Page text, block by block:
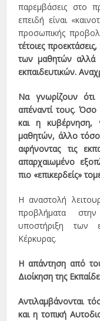
παρεμβάσεις στο
επειδή είναι
προσωπικής
τέτοιες
των μαθητών αλλά
εκπαιδευτικών.
Να γνωρίζουν ότι
απέναντί τους. Όσο
και η κυβέρνηση,
μαθητών, άλλο τόσο
αφήνοντας τις
απαρχαιωμένο
πιο «επικερδείς»
Η αναστολή
προβλήματα στην
υποστήριξη των
Κέρκυρας.
Η απάντηση από
Διοίκηση της
Αντιλαμβάνονται
και η τοπική